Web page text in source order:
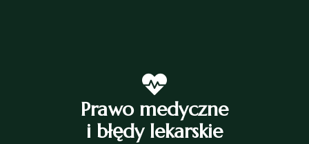
Prawo medyczne
i błędy lekarskie